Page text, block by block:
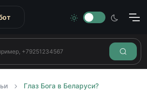
Глаз Бога в Беларуси?